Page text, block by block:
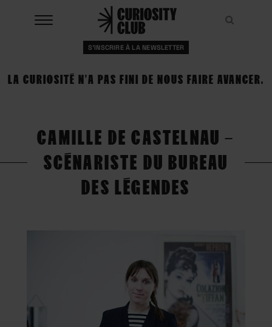
RESSOURCES
S'INSCRIRE À LA NEWSLETTER
LA CURIOSITÉ N'A PAS FINI DE NOUS FAIRE AVANCER.
CAMILLE DE CASTELNAU –
SCÉNARISTE DU BUREAU
DES LÉGENDES